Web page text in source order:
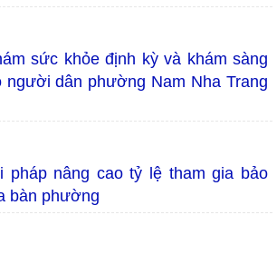
sức khỏe định kỳ và khám sàng
người dân phường Nam Nha Trang
pháp nâng cao tỷ lệ tham gia bảo
bàn phường